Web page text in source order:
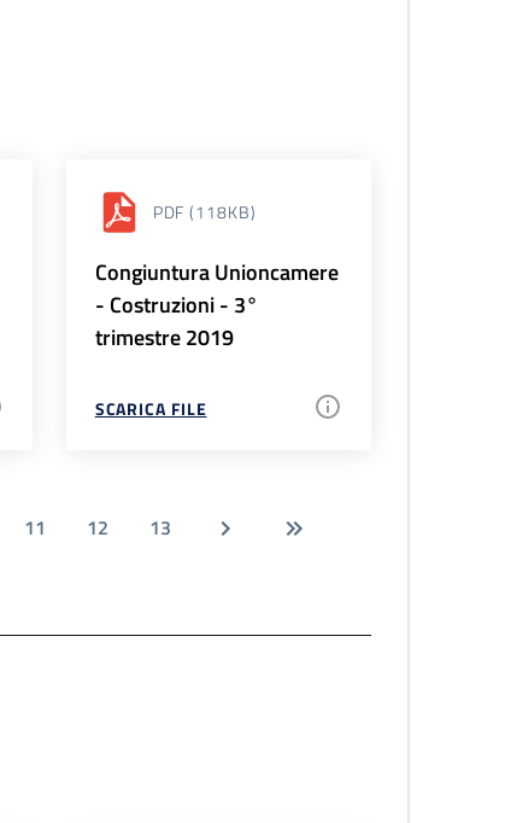
PDF (118KB)
Congiuntura Unioncamere
- Costruzioni - 3°
trimestre 2019
SCARICA FILE
11 12 13